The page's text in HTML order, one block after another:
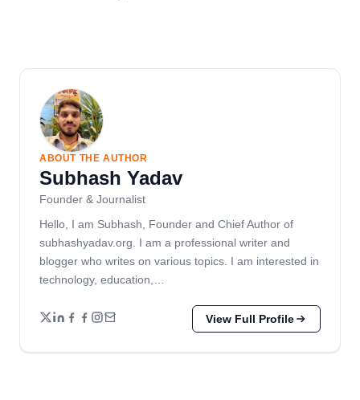
ABOUT THE AUTHOR
Subhash Yadav
Founder & Journalist
Hello, I am Subhash, Founder and Chief Author of
subhashyadav.org. I am a professional writer and
blogger who writes on various topics. I am interested in
technology, education,…
View Full Profile